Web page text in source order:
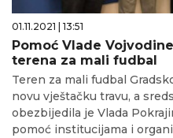
01.11.2021 | 13:51
Pomoć Vlade
terena za mali fudbal
Teren za mali fudbal
novu vještačku travu, a
obezbijedila je Vlada
pomoć institucijama i